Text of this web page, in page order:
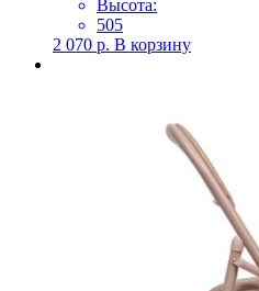
Высота:
505
2 070 р. В корзину